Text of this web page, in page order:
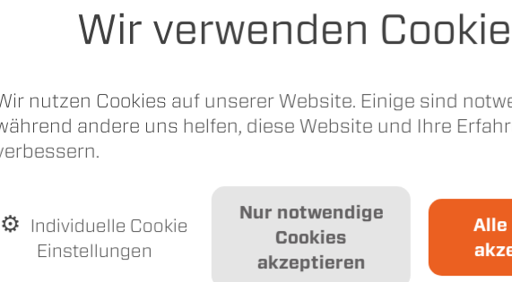
HRB 52360
gemäß § 27 a Umsatzsteuergesetz:
Marie-Curie-Str. 24-28, 60439
DE/Startseite/startseite_node.html
Wir verwenden
nutzen Cookies auf unserer Website. Einige sind
andere uns helfen, diese Website und Ihre
Alle
Nur notwendige
Cookies
akzeptieren
Individuelle Cookie
Einstellungen